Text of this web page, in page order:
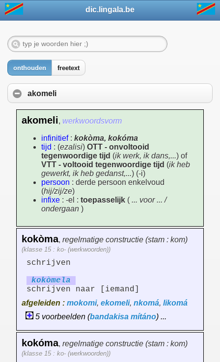
dic.lingala.be
onthouden freetext
akomeli
akomeli, werkwoordsvorm
infinitief: kokòma, kokóma
tijd : (ezalisi) OTT - onvoltooid
tegenwoordige tijd (ik werk, ik dans,...) of
VTT - voltooid tegenwoordige tijd (ik heb
gewerkt, ik heb gedanst,...) (-i)
persoon : derde persoon enkelvoud
(hij/zij/ze)
infixe : -el : toepasselijk ( ... voor ... /
ondergaan )
kokòma, regelmatige constructie (stam : kom)
(klasse 15 : ko- (werkwoorden))
schrijven
kokòmela
schrijven naar [iemand]
afgeleiden : mokomi, ekomeli, nkomá, likomá
5 voorbeelden (bandakisa mítáno) ...
kokóma, regelmatige constructie (stam : kom)
(klasse 15 : ko- (werkwoorden))